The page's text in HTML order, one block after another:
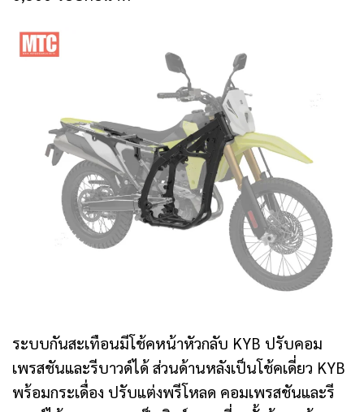
ระบบกันสะเทือนมีโช้คหน้าหัวกลับ KYB ปรับคอม
เพรสชันและรีบาวด์ได้ ส่วนด้านหลังเป็นโช้คเดี่ยว KYB
พร้อมกระเดื่อง ปรับแต่งพรีโหลด คอมเพรสชันและรี